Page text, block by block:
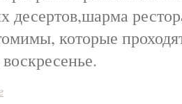
десертов,шарма
которые